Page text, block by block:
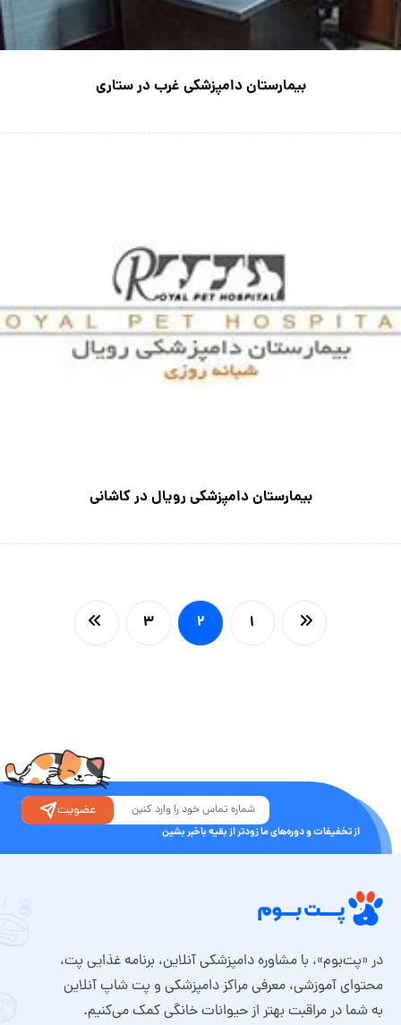
بیمارستان دامپزشکی غرب در ستاری
بیمارستان دامپزشکی رویال در کاشانی
۱ ۲ ۳
از تخفیفات و دوره‌های ما زودتر از بقیه باخبر بشین
عضویت
در «پت‌بوم»، با مشاوره دامپزشکی آنلاین، برنامه غذایی پت،
محتوای آموزشی، معرفی مراکز دامپزشکی و پت شاپ آنلاین
به شما در مراقبت بهتر از حیوانات خانگی کمک می‌کنیم.